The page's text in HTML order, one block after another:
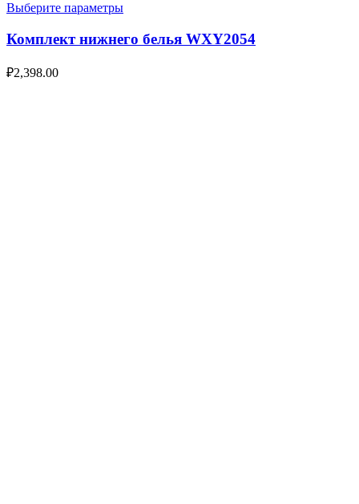
Выберите параметры
Комплект нижнего белья WXY2054
₽2,398.00